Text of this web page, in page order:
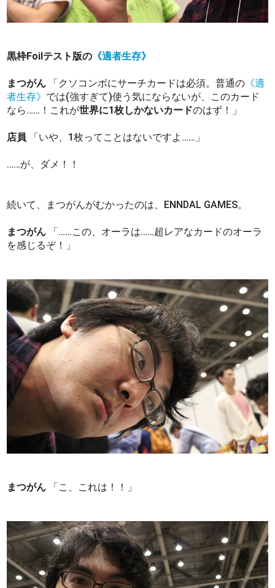
黒枠Foilテスト版の 《適者生存》
まつがん 「クソコンボにサーチカードは必須。普通の 《適
者生存》 では(強すぎて)使う気にならないが、このカード
なら……！これが世界に1枚しかないカードのはず！」
店員 「いや、1枚ってことはないですよ……」
……が、ダメ！！
続いて、まつがんがむかったのは、ENNDAL GAMES。
まつがん 「……この、オーラは……超レアなカードのオーラ
を感じるぞ！」
まつがん 「こ、これは！！」